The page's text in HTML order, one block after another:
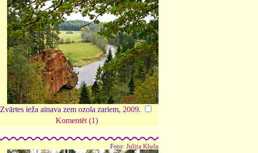
Zvārtes ieža ainava zem ozola zariem, 2009.
Komentēt (1)
Foto: Julita Kluša